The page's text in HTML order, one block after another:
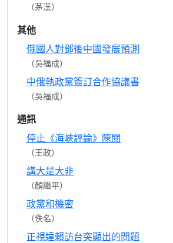
（茅漢）
其他
俄國人對鄧後中國發展預測
（吳福成）
中俄執政黨簽訂合作協議書
（吳福成）
通訊
停止《海峽評論》陳閱
（王政）
講大是大非
（顏繼平）
政黨和機密
（佚名）
正視達賴訪台突顯出的問題